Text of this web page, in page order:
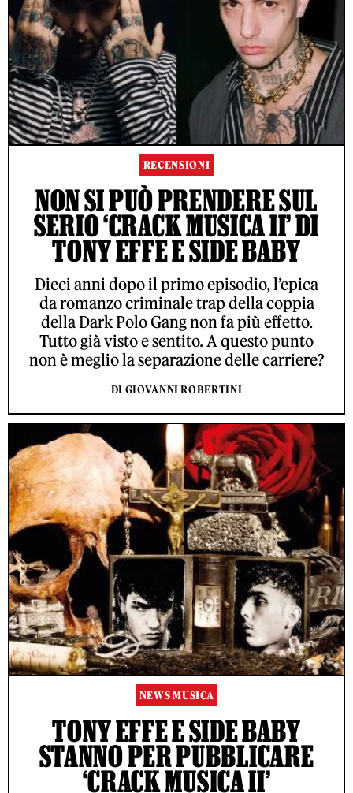
RECENSIONI
NON SI PUÒ PRENDERE SUL
SERIO ‘CRACK MUSICA II’ DI
TONY EFFE E SIDE BABY
Dieci anni dopo il primo episodio, l’epica
da romanzo criminale trap della coppia
della Dark Polo Gang non fa più effetto.
Tutto già visto e sentito. A questo punto
non è meglio la separazione delle carriere?
DI GIOVANNI ROBERTINI
NEWS MUSICA
TONY EFFE E SIDE BABY
STANNO PER PUBBLICARE
‘CRACK MUSICA II’